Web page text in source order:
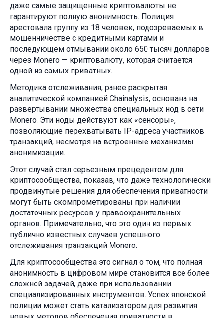
даже самые защищенные криптовалюты не
гарантируют полную анонимность. Полиция
арестовала группу из 18 человек, подозреваемых в
мошенничестве с кредитными картами и
последующем отмывании около 650 тысяч долларов
через Monero — криптовалюту, которая считается
одной из самых приватных.
Методика отслеживания, ранее раскрытая
аналитической компанией Chainalysis, основана на
развертывании множества специальных нод в сети
Monero. Эти ноды действуют как «сенсоры»,
позволяющие перехватывать IP-адреса участников
транзакций, несмотря на встроенные механизмы
анонимизации.
Этот случай стал серьезным прецедентом для
криптосообщества, показав, что даже технологически
продвинутые решения для обеспечения приватности
могут быть скомпрометированы при наличии
достаточных ресурсов у правоохранительных
органов. Примечательно, что это один из первых
публично известных случаев успешного
отслеживания транзакций Monero.
Для криптосообщества это сигнал о том, что полная
анонимность в цифровом мире становится все более
сложной задачей, даже при использовании
специализированных инструментов. Успех японской
полиции может стать катализатором для развития